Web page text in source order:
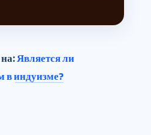
Является ли
в индуизме?